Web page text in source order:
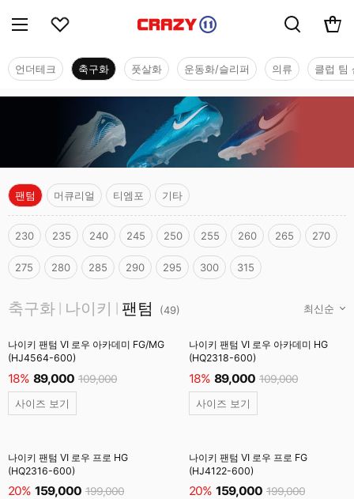
언더테크 축구화 풋살화 운동화/슬리퍼 의류 클럽 팀
팬텀 머큐리얼 티엠포 기타
230 235 240 245 250 255 260 265 270
275 280 285 290 295 300 315
축구화 나이키 팬텀 (49)
나이키 팬텀 VI 로우 아카데미 FG/MG
(HJ4564-600)
18% 89,000 109,000
사이즈 보기
나이키 팬텀 VI 로우 아카데미 HG
(HQ2318-600)
18% 89,000 109,000
사이즈 보기
나이키 팬텀 VI 로우 프로 HG
(HQ2316-600)
20% 159,000 199,000
나이키 팬텀 VI 로우 프로 FG
(HJ4122-600)
20% 159,000 199,000